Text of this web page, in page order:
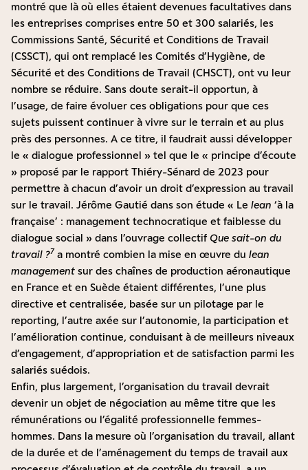
montré que là où elles étaient devenues facultatives dans
les entreprises comprises entre 50 et 300 salariés, les
Commissions Santé, Sécurité et Conditions de Travail
(CSSCT), qui ont remplacé les Comités d’Hygiène, de
Sécurité et des Conditions de Travail (CHSCT), ont vu leur
nombre se réduire. Sans doute serait-il opportun, à
l’usage, de faire évoluer ces obligations pour que ces
sujets puissent continuer à vivre sur le terrain et au plus
près des personnes. A ce titre, il faudrait aussi développer
le « dialogue professionnel » tel que le « principe d’écoute
» proposé par le rapport Thiéry-Sénard de 2023 pour
permettre à chacun d’avoir un droit d’expression au travail
sur le travail. Jérôme Gautié dans son étude « Le lean ‘à la
française’ : management technocratique et faiblesse du
dialogue social » dans l’ouvrage collectif Que sait-on du
travail ?7 a montré combien la mise en œuvre du lean
management sur des chaînes de production aéronautique
en France et en Suède étaient différentes, l’une plus
directive et centralisée, basée sur un pilotage par le
reporting, l’autre axée sur l’autonomie, la participation et
l’amélioration continue, conduisant à de meilleurs niveaux
d’engagement, d’appropriation et de satisfaction parmi les
salariés suédois.
Enfin, plus largement, l’organisation du travail devrait
devenir un objet de négociation au même titre que les
rémunérations ou l’égalité professionnelle femmes-
hommes. Dans la mesure où l’organisation du travail, allant
de la durée et de l’aménagement du temps de travail aux